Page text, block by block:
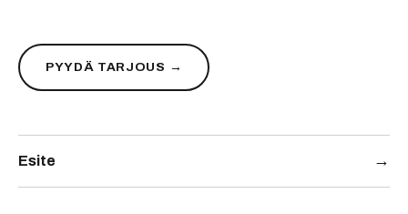
PYYDÄ TARJOUS →
Esite →